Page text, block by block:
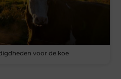
voor de koe